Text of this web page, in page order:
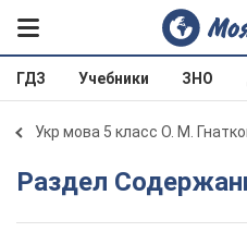
ГДЗ Учебники ЗНО
Укр мова 5 класс О. М.
Раздел